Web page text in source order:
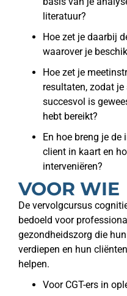
literatuur?
Hoe zet je daarbij
waarover je
Hoe zet je
resultaten, zodat
succesvol is
hebt bereikt?
En hoe breng je
client in kaart en
interveniëren?
VOOR WIE
De vervolgcursus
bedoeld voor
gezondheidszorg die
verdiepen en hun
helpen.
Voor CGT-ers in